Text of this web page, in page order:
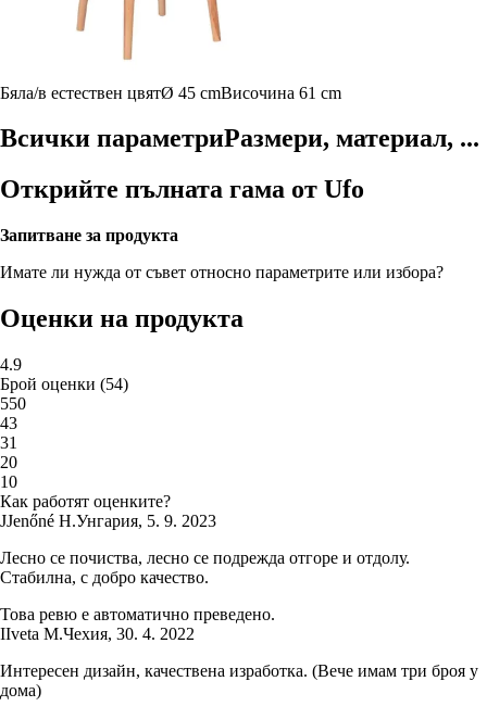
Бяла/в естествен цвятØ 45 cmВисочина 61 cm
Всички параметриРазмери, материал, ...
Открийте пълната гама от Ufo
Запитване за продукта
Имате ли нужда от съвет относно параметрите или избора?
Оценки на продукта
4.9
Брой оценки (54)
550
43
31
20
10
Как работят оценките?
JJenőné H.Унгария, 5. 9. 2023
Лесно се почиства, лесно се подрежда отгоре и отдолу.
Стабилна, с добро качество.
Това ревю е автоматично преведено.
IIveta M.Чехия, 30. 4. 2022
Интересен дизайн, качествена изработка. (Вече имам три броя у
дома)